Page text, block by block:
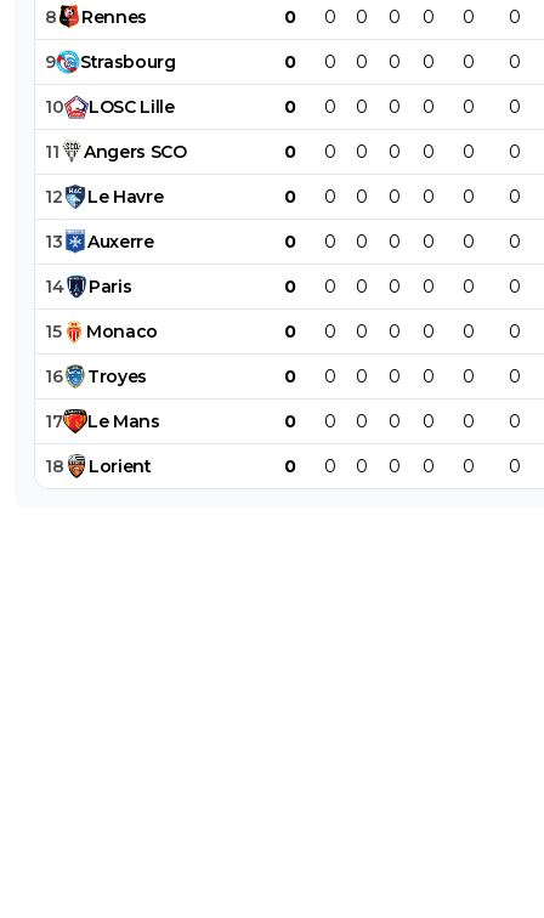
8 Rennes 0 0 0 0 0 0 0
9 Strasbourg 0 0 0 0 0 0 0
10 LOSC Lille 0 0 0 0 0 0 0
11 Angers SCO 0 0 0 0 0 0 0
12 Le Havre 0 0 0 0 0 0 0
13 Auxerre 0 0 0 0 0 0 0
14 Paris 0 0 0 0 0 0 0
15 Monaco 0 0 0 0 0 0 0
16 Troyes 0 0 0 0 0 0 0
17 Le Mans 0 0 0 0 0 0 0
18 Lorient 0 0 0 0 0 0 0